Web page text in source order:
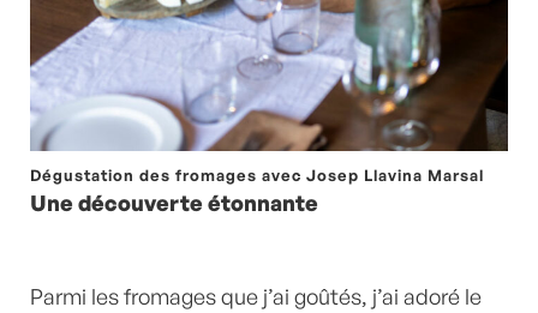
Dégustation des fromages avec Josep Llavina Marsal
Une découverte étonnante
Parmi les fromages que j’ai goûtés, j’ai adoré le